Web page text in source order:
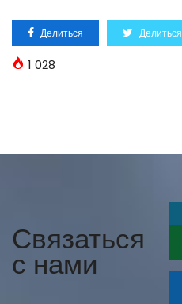
Делиться Делиться
1 028
Связаться
с нами